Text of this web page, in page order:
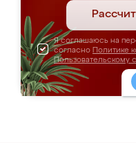
Я соглашаюсь на
согласно Политике
Пользовательскому